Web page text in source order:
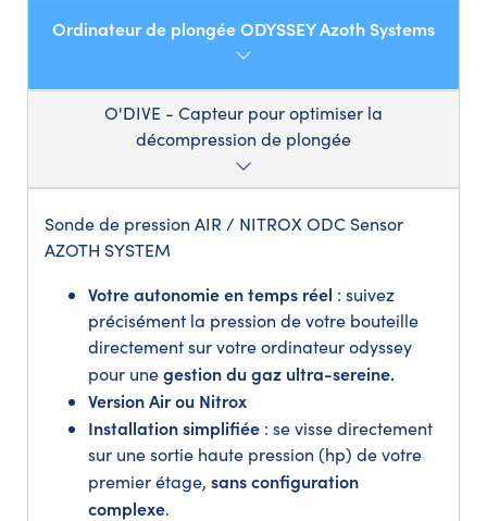
Ordinateur de plongée ODYSSEY Azoth Systems
O'DIVE - Capteur pour optimiser la
décompression de plongée
Sonde de pression AIR / NITROX ODC Sensor
AZOTH SYSTEM
Votre autonomie en temps réel : suivez
précisément la pression de votre bouteille
directement sur votre ordinateur odyssey
pour unegestion du gaz ultra-sereine.
Version Air ou Nitrox
Installation simplifiée : se visse directement
sur une sortie haute pression (hp) de votre
premier étage, sans configuration
complexe.